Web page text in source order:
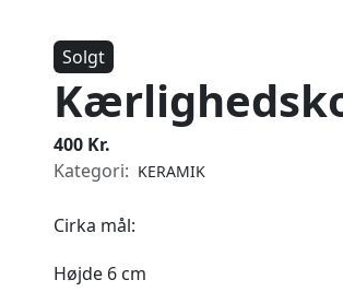
Solgt
400 Kr.
Kategori: KERAMIK
Cirka mål:
Højde 6 cm